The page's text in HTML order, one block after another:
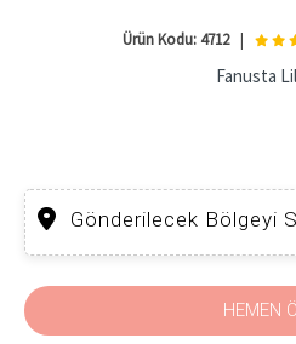
Ürün Kodu: 4712|
Fanusta
Gönderilecek Bölgeyi
HEMEN